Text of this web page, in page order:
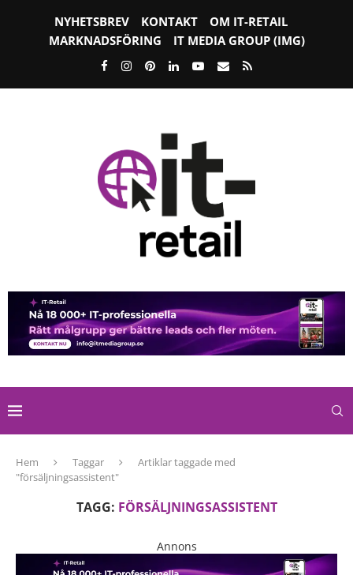
NYHETSBREV KONTAKT
OM IT-RETAIL
MARKNADSFÖRING
IT MEDIA GROUP (IMG)
Hem Taggar
Artiklar taggade med
"försäljningsassistent"
TAGG: FÖRSÄLJNINGSASSISTENT
Annons